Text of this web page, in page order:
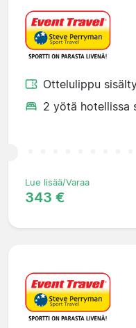
Ottelulippu
2 yötä hotellissa
Lue lisää/Varaa
343 €